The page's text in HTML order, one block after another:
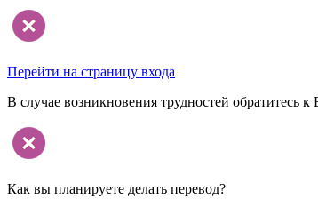
Перейти на страницу входа
В случае возникновения трудностей обратитесь
Как вы планируете делать перевод?